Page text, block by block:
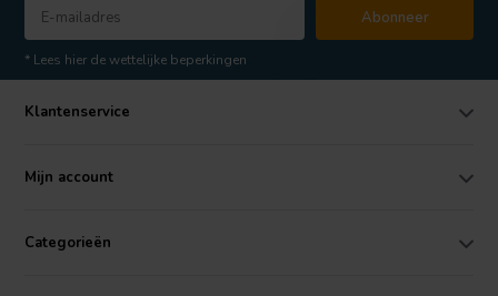
Abonneer
* Lees hier de wettelijke beperkingen
Klantenservice
Mijn account
Categorieën